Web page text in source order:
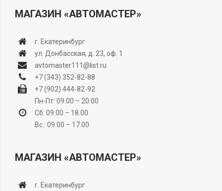
МАГАЗИН «АВТОМАСТЕР»
г. Екатеринбург
ул. Донбасская, д. 23, оф. 1
avtomaster111@list.ru
+7 (343) 352-82-88
+7 (902) 444-82-92
Пн-Пт: 09.00 – 20.00
Сб: 09.00 – 18.00
Вс.: 09.00 – 17.00
МАГАЗИН «АВТОМАСТЕР»
г. Екатеринбург